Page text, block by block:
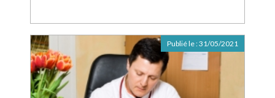
Publié le :31/05/2021